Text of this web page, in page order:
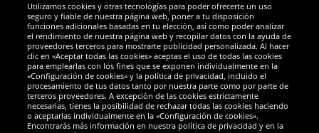
Socios y seguridad
Galardones
Utilizamos cookies y otras tecnologías para poder ofrecerte un uso
seguro y fiable de nuestra página web, poner a tu disposición
funciones adicionales basadas en tu elección, así como poder analizar
el rendimiento de nuestra página web y recopilar datos con la ayuda de
proveedores terceros para mostrarte publicidad personalizada. Al hacer
clic en «Aceptar todas las cookies» aceptas el uso de todas las cookies
para emplearlas con los fines que se exponen individualmente en la
«Configuración de cookies» y la política de privacidad, incluido el
procesamiento de tus datos tanto por nuestra parte como por parte de
terceros proveedores. A excepción de las cookies estrictamente
necesarias, tienes la posibilidad de rechazar todas las cookies haciendo
o aceptarlas individualmente en la «Configuración de cookies».
Encontrarás más información en nuestra política de privacidad y en la